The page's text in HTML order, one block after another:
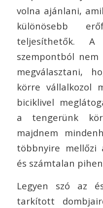
volna ajánlani,
különösebb
teljesíthetők.
szempontból
megválasztani,
körre vállalkozol
biciklivel
a tengerünk
majdnem
többnyire mellőzi
és számtalan
Legyen szó az
tarkított